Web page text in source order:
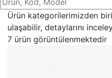
Ürün kategorilerimizden
ulaşabilir, detaylarını
7 ürün görüntülenmektedir